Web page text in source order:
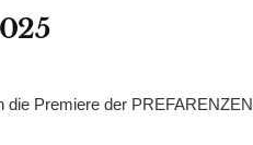
Premiere der